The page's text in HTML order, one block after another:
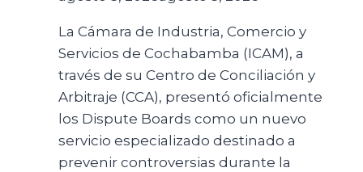
La Cámara de Industria, Comercio y
Servicios de Cochabamba (ICAM), a
través de su Centro de Conciliación y
Arbitraje (CCA), presentó oficialmente
los Dispute Boards como un nuevo
servicio especializado destinado a
prevenir controversias durante la